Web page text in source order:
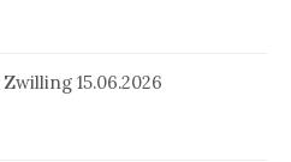
15.06.2026